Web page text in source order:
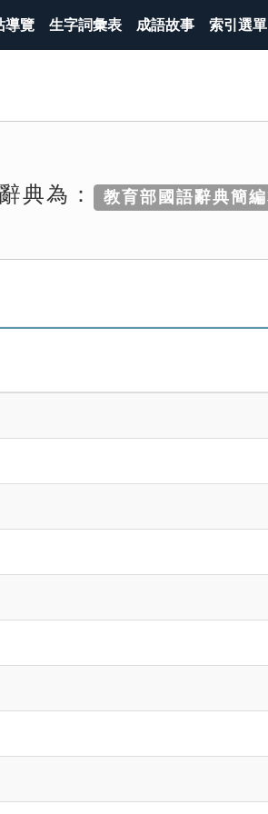
導覽 生字詞彙表 成語故事 索引選單
典為： 教育部國語辭典簡